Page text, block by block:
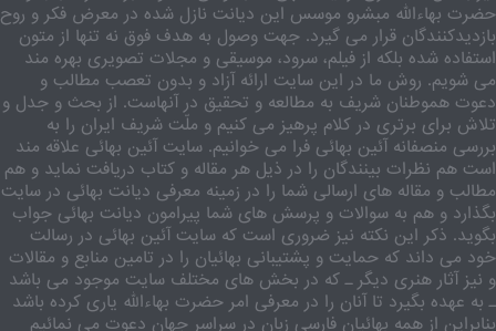
حضرت بهاءالله مبشرو موسس این دیانت نازل شده در معرض فکر و روح
بازدیدکنندگان قرار می گیرد. جهت وصول به هدف فوق نه تنها از متون
استفاده شده بلکه از فیلم، سرود، موسیقی و مجلات تصویری بهره مند
می شویم. روش ما در این سایت ارائه آزاد و بدون تعصب مطالب و
دعوت هموطنان شریف به مطالعه و تحقیق در آنهاست. از بحث و جدل و
تلاش برای برتری در کلام پرهیز می کنیم و ملّت شریف ایران را به
بررسی منصفانه آئین بهائی فرا می خوانیم. سایت آئین بهائی علاقه مند
است هم نظرات بینندگان را در ذیل هر مقاله و کتاب دریافت نماید و هم
مطالب و مقاله های ارسالی شما را در زمینه معرفی دیانت بهائی در سایت
بگذارد و هم به سوالات و پرسش های شما پیرامون دیانت بهائی جواب
بگوید. ذکر این نکته نیز ضروری است که سایت آئین بهائی در رسالت
خود می داند که حمایت و پشتیبانی بهائیان را در تامین منابع و مقالات
و نیز آثار هنری دیگر ـ که در بخش های مختلف سایت موجود می باشد
ـ به عهده بگیرد تا آنان را در معرفی امر حضرت بهاءالله یاری کرده باشد
بنابراین از همه بهائیان فارسی زبان در سراسر جهان دعوت می نمائیم